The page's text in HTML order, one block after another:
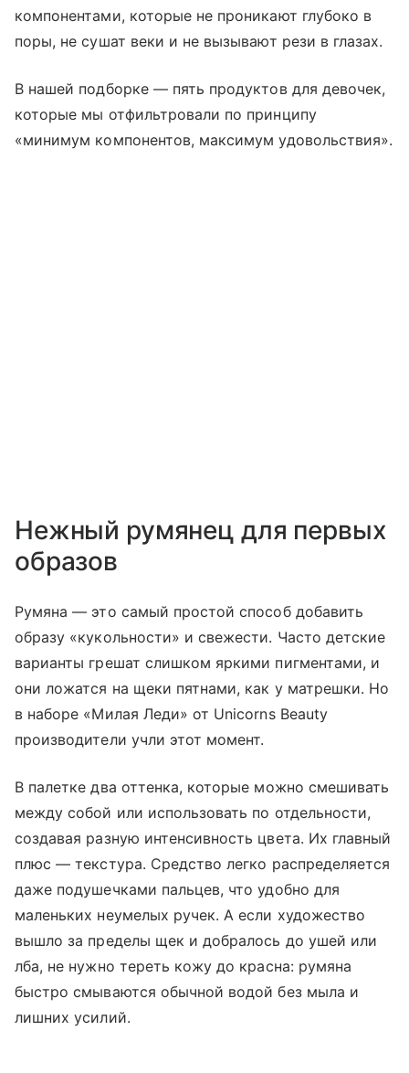
компонентами, которые не проникают глубоко в
поры, не сушат веки и не вызывают рези в глазах.
В нашей подборке — пять продуктов для девочек,
которые мы отфильтровали по принципу
«минимум компонентов, максимум удовольствия».
Нежный румянец для первых
образов
Румяна — это самый простой способ добавить
образу «кукольности» и свежести. Часто детские
варианты грешат слишком яркими пигментами, и
они ложатся на щеки пятнами, как у матрешки. Но
в наборе «Милая Леди» от Unicorns Beauty
производители учли этот момент.
В палетке два оттенка, которые можно смешивать
между собой или использовать по отдельности,
создавая разную интенсивность цвета. Их главный
плюс — текстура. Средство легко распределяется
даже подушечками пальцев, что удобно для
маленьких неумелых ручек. А если художество
вышло за пределы щек и добралось до ушей или
лба, не нужно тереть кожу до красна: румяна
быстро смываются обычной водой без мыла и
лишних усилий.